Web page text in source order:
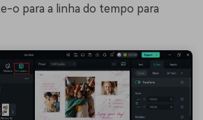
o para a linha do tempo para